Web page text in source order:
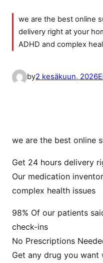
we are the best online
delivery right at your
ADHD and complex
by2 kesäkuun, 2026
we are the best online
Get 24 hours delivery
Our medication
complex health issues
98% Of our patients
check-ins
No Prescriptions
Get any drug you